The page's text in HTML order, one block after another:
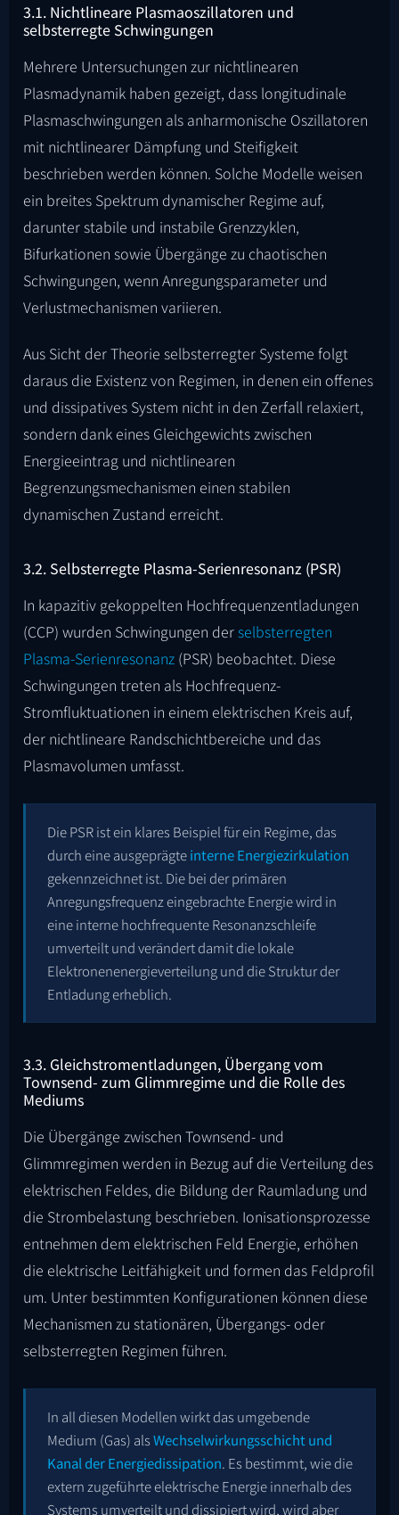
3.1. Nichtlineare Plasmaoszillatoren und
selbsterregte Schwingungen
Mehrere Untersuchungen zur nichtlinearen
Plasmadynamik haben gezeigt, dass longitudinale
Plasmaschwingungen als anharmonische Oszillatoren
mit nichtlinearer Dämpfung und Steifigkeit
beschrieben werden können. Solche Modelle weisen
ein breites Spektrum dynamischer Regime auf,
darunter stabile und instabile Grenzzyklen,
Bifurkationen sowie Übergänge zu chaotischen
Schwingungen, wenn Anregungsparameter und
Verlustmechanismen variieren.
Aus Sicht der Theorie selbsterregter Systeme folgt
daraus die Existenz von Regimen, in denen ein offenes
und dissipatives System nicht in den Zerfall relaxiert,
sondern dank eines Gleichgewichts zwischen
Energieeintrag und nichtlinearen
Begrenzungsmechanismen einen stabilen
dynamischen Zustand erreicht.
3.2. Selbsterregte Plasma-Serienresonanz (PSR)
In kapazitiv gekoppelten Hochfrequenzentladungen
(CCP) wurden Schwingungen der selbsterregten
Plasma-Serienresonanz (PSR) beobachtet. Diese
Schwingungen treten als Hochfrequenz-
Stromfluktuationen in einem elektrischen Kreis auf,
der nichtlineare Randschichtbereiche und das
Plasmavolumen umfasst.
Die PSR ist ein klares Beispiel für ein Regime, das
durch eine ausgeprägteinterne Energiezirkulation
gekennzeichnet ist. Die bei der primären
Anregungsfrequenz eingebrachte Energie wird in
eine interne hochfrequente Resonanzschleife
umverteilt und verändert damit die lokale
Elektronenenergieverteilung und die Struktur der
Entladung erheblich.
3.3. Gleichstromentladungen, Übergang vom
Townsend- zum Glimmregime und die Rolle des
Mediums
Die Übergänge zwischen Townsend- und
Glimmregimen werden in Bezug auf die Verteilung des
elektrischen Feldes, die Bildung der Raumladung und
die Strombelastung beschrieben. Ionisationsprozesse
entnehmen dem elektrischen Feld Energie, erhöhen
die elektrische Leitfähigkeit und formen das Feldprofil
um. Unter bestimmten Konfigurationen können diese
Mechanismen zu stationären, Übergangs- oder
selbsterregten Regimen führen.
In all diesen Modellen wirkt das umgebende
Medium (Gas) alsWechselwirkungsschicht und
Kanal der Energiedissipation. Es bestimmt, wie die
extern zugeführte elektrische Energie innerhalb des
Systems umverteilt und dissipiert wird, wird aber